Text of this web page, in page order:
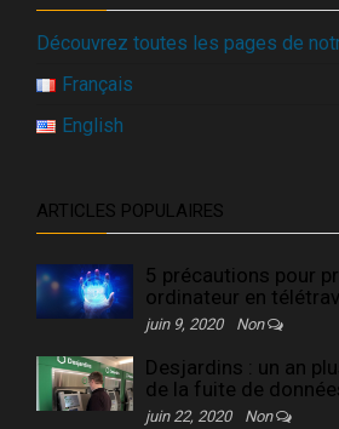
Découvrez toutes les pages de
Français
English
ARTICLES POPULAIRES
5 précautions pour
ordinateur en
juin 9, 2020 Non
Desjardins : un an
de la fuite de
juin 22, 2020 Non